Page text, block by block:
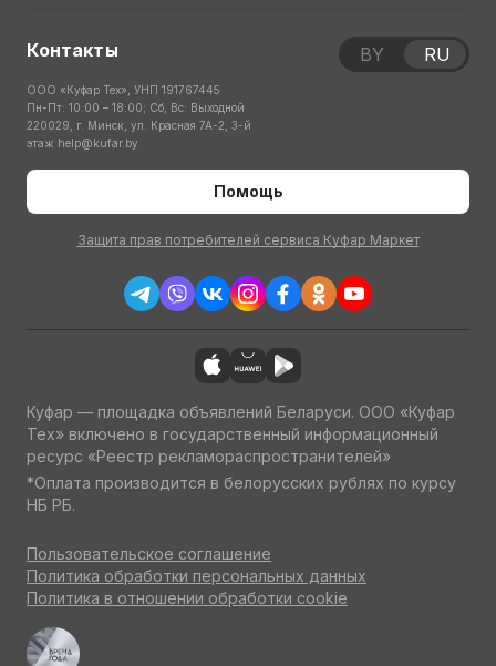
Контакты
ООО «Куфар Тех», УНП 191767445
Пн-Пт: 10:00 – 18:00; Сб, Вс: Выходной
220029, г. Минск, ул. Красная 7А-2, 3-й
этаж help@kufar.by
Помощь
Защита прав потребителей сервиса Куфар Маркет
BY RU
Куфар — площадка объявлений Беларуси. ООО «Куфар
Тех» включено в государственный информационный
ресурс «Реестр рекламораспространителей»
*Оплата производится в белорусских рублях по курсу
НБ РБ.
Пользовательское соглашение
Политика обработки персональных данных
Политика в отношении обработки cookie